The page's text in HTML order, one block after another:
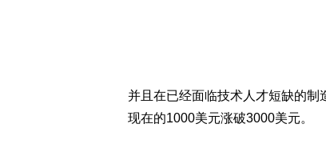
并且在已经面临技术人才短缺的
现在的1000美元涨破3000美元。